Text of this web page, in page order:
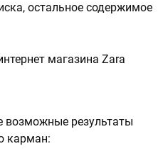
остальное содержимое
возможные результаты
карман: